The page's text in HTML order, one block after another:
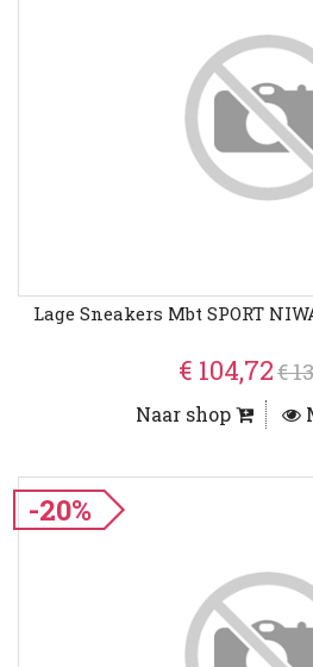
Lage Sneakers Mbt SPORT
€ 104,72€
Naar shop
-20%